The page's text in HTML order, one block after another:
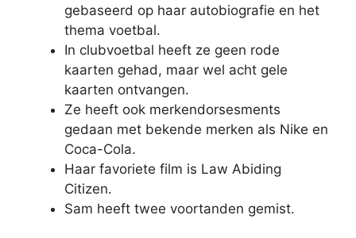
gebaseerd op haar autobiografie en het
thema voetbal.
In clubvoetbal heeft ze geen rode
kaarten gehad, maar wel acht gele
kaarten ontvangen.
Ze heeft ook merkendorsesments
gedaan met bekende merken als Nike en
Coca-Cola.
Haar favoriete film is Law Abiding
Citizen.
Sam heeft twee voortanden gemist.